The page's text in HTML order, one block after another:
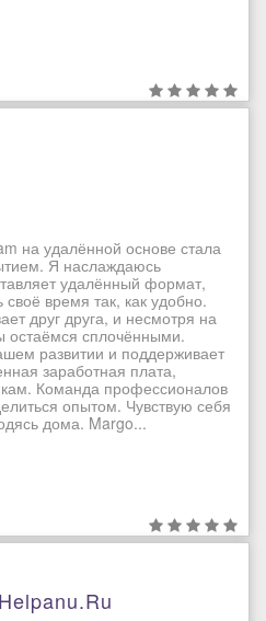
на удалённой основе стала
Я наслаждаюсь
удалённый формат,
время так, как удобно.
друг друга, и несмотря на
сплочёнными.
развитии и поддерживает
заработная плата,
Команда профессионалов
опытом. Чувствую себя
дома. Margo...